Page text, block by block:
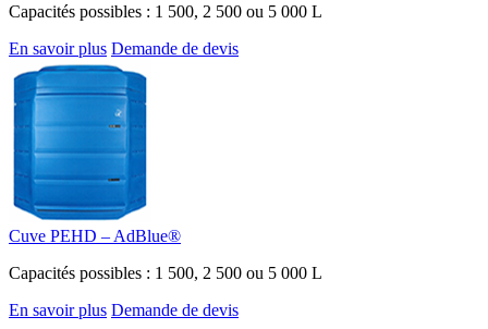
Capacités possibles : 1 500, 2 500 ou 5 000 L
En savoir plus Demande de devis
Cuve PEHD – AdBlue®
Capacités possibles : 1 500, 2 500 ou 5 000 L
En savoir plus Demande de devis